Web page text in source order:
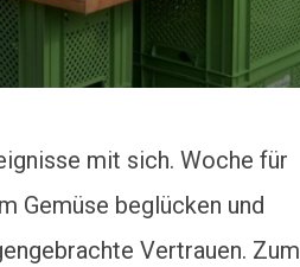
mit sich. Woche für
Gemüse beglücken und
Vertrauen. Zum